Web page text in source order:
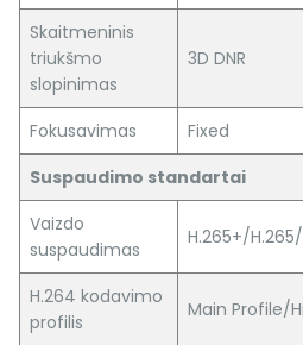
Skaitmeninis
triukšmo
slopinimas
3D DNR
Fokusavimas
Fixed
Suspaudimo standartai
Vaizdo
suspaudimas
H.265+/
H.264 kodavimo
profilis
Main Profile/